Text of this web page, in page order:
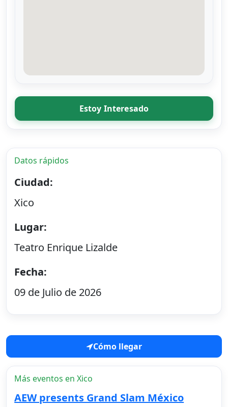
Estoy Interesado
Datos rápidos
Ciudad:
Xico
Lugar:
Teatro Enrique Lizalde
Fecha:
09 de Julio de 2026
Cómo llegar
Más eventos en Xico
AEW presents Grand Slam México